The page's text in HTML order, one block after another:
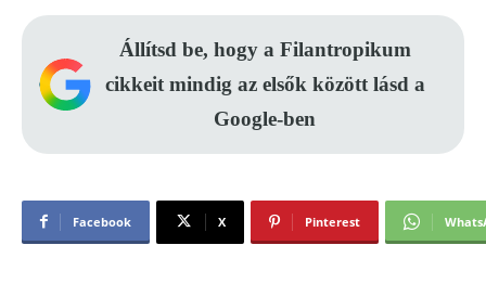
Állítsd be, hogy a Filantropikum
cikkeit mindig az elsők között lásd a
Google-ben
Facebook X Pinterest